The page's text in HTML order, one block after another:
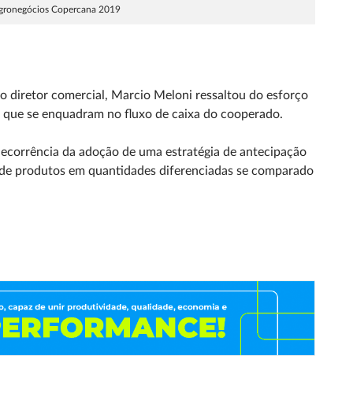
Copercana 2019
diretor comercial, Marcio Meloni ressaltou do esforço
se enquadram no fluxo de caixa do cooperado.
da adoção de uma estratégia de antecipação
produtos em quantidades diferenciadas se comparado